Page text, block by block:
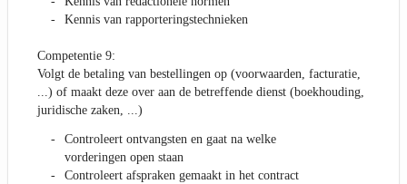
Kennis van rapporteringstechnieken
Competentie 9:
Volgt de betaling van bestellingen op (voorwaarden, facturatie,
...) of maakt deze over aan de betreffende dienst (boekhouding,
juridische zaken, ...)
Controleert ontvangsten en gaat na welke
vorderingen open staan
Controleert afspraken gemaakt in het contract